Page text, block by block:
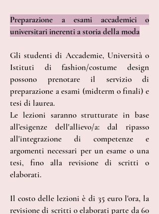
Preparazione a esami accademici o
universitari inerenti a storia della moda
​Gli studenti di Accademie, Università o
Istituti di fashion/costume design
possono prenotare il servizio di
preparazione a esami (midterm o finali) e
tesi di laurea.
Le lezioni saranno strutturate in base
all’esigenze dell'allievo/a: dal ripasso
all'integrazione di competenze e
argomenti necessari per un esame o una
tesi, fino alla revisione di scritti o
elaborati.
Il costo delle lezioni è di 35 euro l'ora, la
revisione di scritti o elaborati parte da 60